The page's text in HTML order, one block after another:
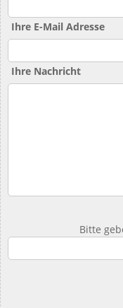
Ihre E-Mail Adresse
Ihre Nachricht
Bitte